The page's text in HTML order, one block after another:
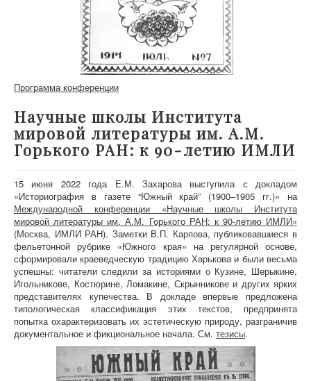
Программа конференции
Научные школы Института
мировой литературы им. А.М.
Горького РАН: к 90-летию ИМЛИ
15 июня 2022 года Е.М. Захарова выступила с докладом
«Историография в газете “Южный край” (1900–1905 гг.)» на
Международной конференции «Научные школы Института
мировой литературы им. А.М. Горького РАН: к 90-летию ИМЛИ»
(Москва, ИМЛИ РАН). Заметки В.П. Карпова, публиковавшиеся в
фельетонной рубрике «Южного края» на регулярной основе,
сформировали краеведческую традицию Харькова и были весьма
успешны: читатели следили за историями о Кузине, Шерыкине,
Игольникове, Костюрине, Ломакине, Скрынникове и других ярких
представителях купечества. В докладе впервые предложена
типологическая классификация этих текстов, предпринята
попытка охарактеризовать их эстетическую природу, разграничив
документальное и фикциональное начала. См. тезисы.